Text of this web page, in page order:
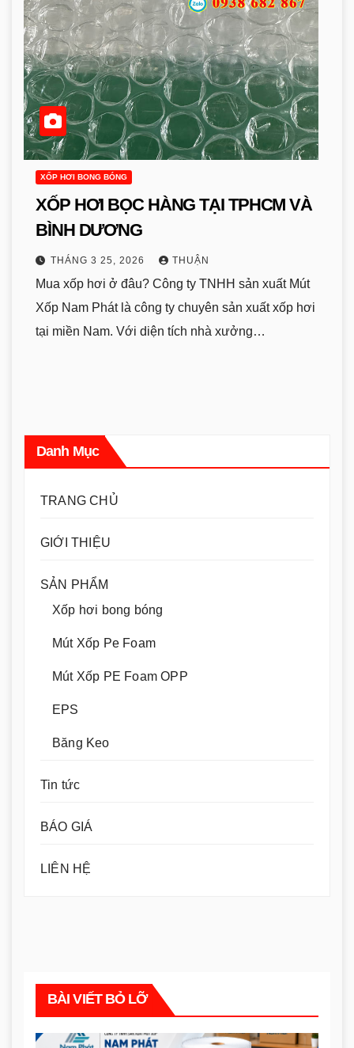
XỐP HƠI BONG BÓNG
XỐP HƠI BỌC HÀNG TẠI TPHCM VÀ
BÌNH DƯƠNG
THÁNG 3 25, 2026 THUẬN
Mua xốp hơi ở đâu? Công ty TNHH sản xuất Mút
Xốp Nam Phát là công ty chuyên sản xuất xốp hơi
tại miền Nam. Với diện tích nhà xưởng…
Danh Mục
TRANG CHỦ
GIỚI THIỆU
SẢN PHẨM
Xốp hơi bong bóng
Mút Xốp Pe Foam
Mút Xốp PE Foam OPP
EPS
Băng Keo
Tin tức
BÁO GIÁ
LIÊN HỆ
BÀI VIẾT BỎ LỠ